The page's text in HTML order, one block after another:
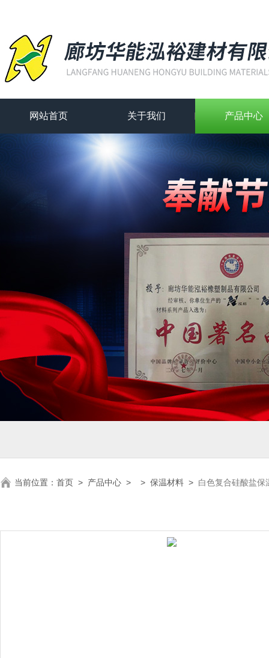
网站首页 关于我们 产品中心
当前位置： 首页 > 产品中心 > > 保温材料 > 白色复合硅酸盐保